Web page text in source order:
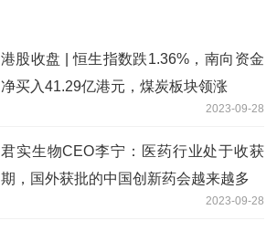
港股收盘 | 恒生指数跌1.36%，南向资金
净买入41.29亿港元，煤炭板块领涨
2023-09-28
君实生物CEO李宁：医药行业处于收获
期，国外获批的中国创新药会越来越多
2023-09-28